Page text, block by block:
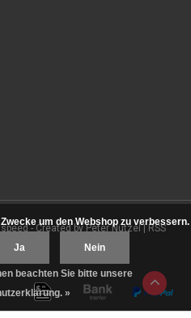
- Created byPeter Nützel|RSS
um den Webshop zu verbessern.
Ja Nein
beachten Sie bitte unsere
»